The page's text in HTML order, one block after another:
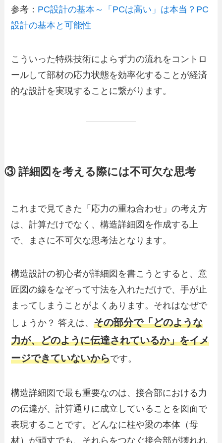
参考： PC設計の基本～「PCは高い」は本当？PC
設計の基本と可能性
こういった特殊技術によらず力の流れをコントロ
ールして部材の応力状態を効率化することが経済
的な設計を実現することに繋がります。
③ 詳細図を考える際には不可欠な思考
これまで見てきた「応力の重ね合わせ」の考え方
は、計算だけでなく、構造詳細図を作成する上
で、まさに不可欠な思考法となります。
構造設計の初心者が詳細図を書こうとすると、意
匠図の線をなぞって寸法を入れただけで、手が止
まってしまうことがよくあります。それはなぜで
しょうか？ 答えは、その部分で「どのような
力が、どのように伝達されているか」をイメ
ージできていないからです。
構造詳細図で最も重要なのは、接合部における力
の伝達が、計算通りに成立していることを図面で
表現することです。どんなに柱や梁の本体（母
材）が頑丈でも、それらをつなぐ接合部が壊れれ